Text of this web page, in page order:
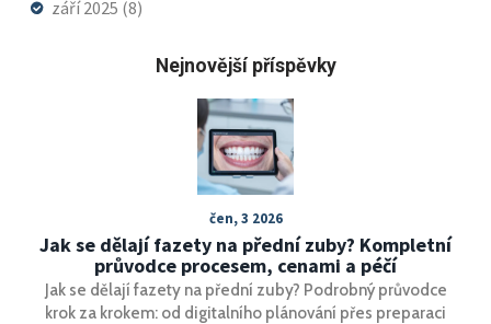
září 2025 (8)
Nejnovější příspěvky
čen, 3 2026
Jak se dělají fazety na přední zuby? Kompletní
průvodce procesem, cenami a péčí
Jak se dělají fazety na přední zuby? Podrobný průvodce
krok za krokem: od digitalního plánování přes preparaci